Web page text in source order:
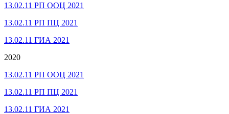
13.02.11 РП ООЦ 2021
13.02.11 РП ПЦ 2021
13.02.11 ГИА 2021
2020
13.02.11 РП ООЦ 2021
13.02.11 РП ПЦ 2021
13.02.11 ГИА 2021